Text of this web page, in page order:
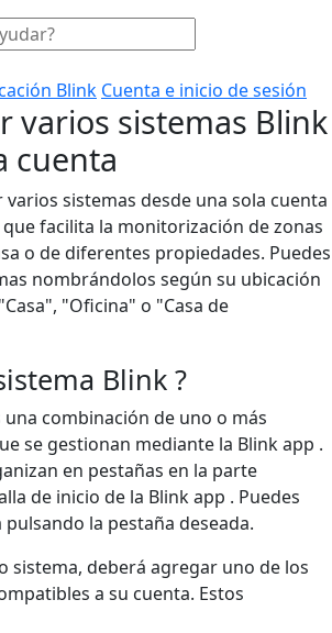
Blink Cuenta e inicio de sesión
varios sistemas Blink
cuenta
sistemas desde una sola cuenta
facilita la monitorización de zonas
o de diferentes propiedades. Puedes
nombrándolos según su ubicación
"Oficina" o "Casa de
Blink ?
una combinación de uno o más
se gestionan mediante la Blink app .
en pestañas en la parte
de inicio de la Blink app . Puedes
la pestaña deseada.
sistema, deberá agregar uno de los
a su cuenta. Estos